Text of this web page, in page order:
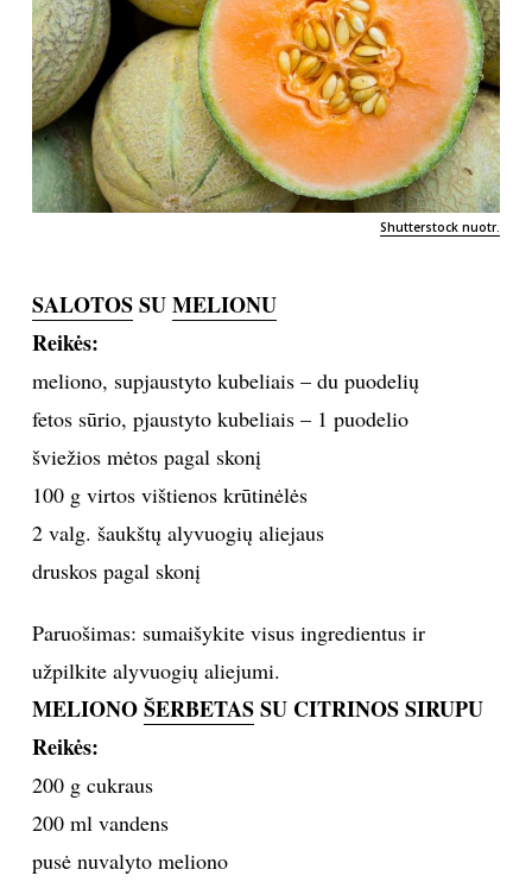
VAIKAI
NELAIMĖS
KONTAKTAI
Sekite mus:
NAUJIENLAIŠKĮ
Prenumeruodami portalą,
Jūs sutinkate su
Shutterstock nuotr.
SALOTOSSUMELIONU
Reikės:
meliono, supjaustyto kubeliais – du puodelių
fetos sūrio, pjaustyto kubeliais – 1 puodelio
šviežios mėtos pagal skonį
100 g virtos vištienos krūtinėlės
2 valg. šaukštų alyvuogių aliejaus
druskos pagal skonį
Paruošimas: sumaišykite visus ingredientus ir
užpilkite alyvuogių aliejumi.
MELIONOŠERBETASSU CITRINOS SIRUPU
Reikės:
200 g cukraus
200 ml vandens
pusė nuvalyto meliono